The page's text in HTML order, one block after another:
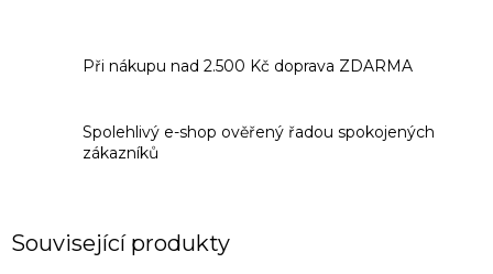
Při nákupu nad 2.500 Kč doprava ZDARMA
Spolehlivý e-shop ověřený řadou spokojených
zákazníků
Související produkty